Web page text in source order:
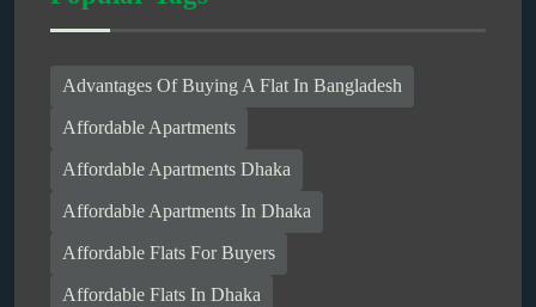
Advantages Of Buying A Flat In Bangladesh
Affordable Apartments
Affordable Apartments Dhaka
Affordable Apartments In Dhaka
Affordable Flats For Buyers
Affordable Flats In Dhaka